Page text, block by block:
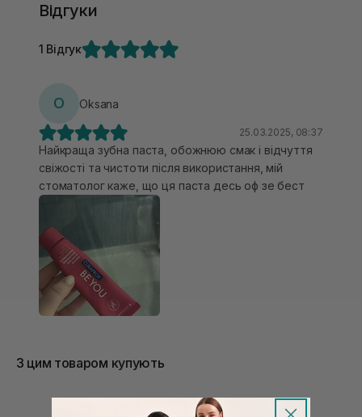
Відгуки
1 Відгук
O Oksana
25.03.2025, 08:37
Найкраща зубна паста, обожнюю смак і відчуття
свіжості та чистоти після використання, мій
стоматолог каже, що ця паста десь оф зе бест
З цим товаром купують